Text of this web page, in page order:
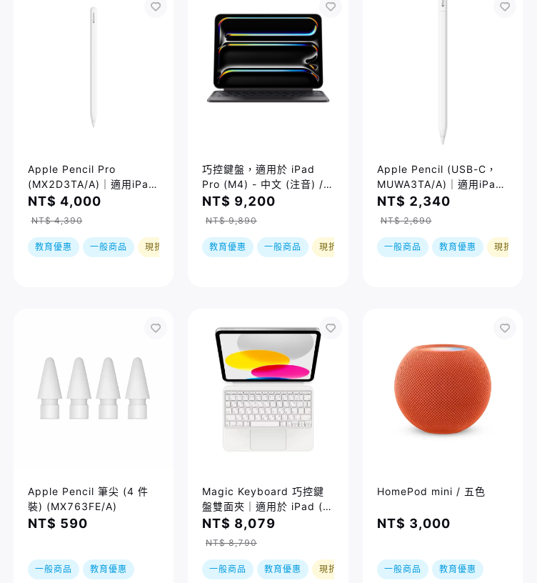
Apple Pencil Pro
(MX2D3TA/A)｜適用iPad
Air (2024) / iPad Pro
(2024)
NT$ 4,000
NT$ 4,390
教育優惠 一般商品 現折
巧控鍵盤，適用於 iPad
Pro (M4) - 中文 (注音) /
四種規格
NT$ 9,200
NT$ 9,890
教育優惠 一般商品 現折
Apple Pencil (USB-C，
MUWA3TA/A)｜適用iPad
Pro / iPad Air 5 / iPad
10/ iPad mini 6
NT$ 2,340
NT$ 2,690
一般商品 教育優惠 現折
Apple Pencil 筆尖 (4 件
裝) (MX763FE/A)
NT$ 590
一般商品 教育優惠
Magic Keyboard 巧控鍵
盤雙面夾｜適用於 iPad (第
10 代) (MQDP3TA/A)
NT$ 8,079
NT$ 8,790
一般商品 教育優惠 現折
HomePod mini / 五色
NT$ 3,000
一般商品 教育優惠